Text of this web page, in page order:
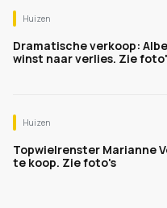
Huizen
Dramatische verkoop:
winst naar verlies. Zie
Huizen
Topwielrenster Marianne
te koop. Zie foto's